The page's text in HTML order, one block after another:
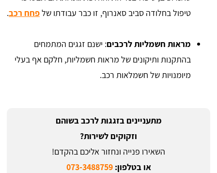
טיפול בחלודה סביב סאנרוף, זו כבר עבודתו שלפחח רכב.
מראות חשמליות לרכבים: ישנם זגגים המתמחים
בהתקנות ותיקונים של מראות חשמליות, חלקם אף בעלי
מיומנויות של חשמלאות רכב.
מתעניינים בזגגות לרכב בשוהם
וזקוקים לשירות?
השאירו פנייה ונחזור אליכם בהקדם!
או בטלפון:073-3488759